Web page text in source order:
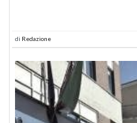
di Redazione